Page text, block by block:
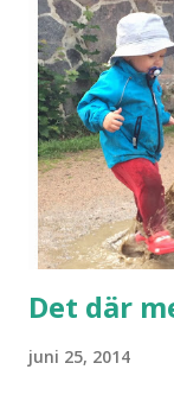
Det där
juni 25, 2014